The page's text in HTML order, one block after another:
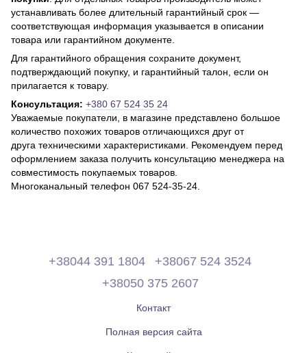
устанавливать более длительный гарантийный срок —
соответствующая информация указывается в описании
товара или гарантийном документе.
Для гарантийного обращения сохраните документ,
подтверждающий покупку, и гарантийный талон, если он
прилагается к товару.
Консультация: +380 67 524 35 24
Уважаемые покупатели, в магазине представлено большое
количество похожих товаров отличающихся друг от
друга техническими характеристиками. Рекомендуем перед
оформлением заказа получить консультацию менеджера на
совместимость покупаемых товаров.
Многоканальный телефон 067 524-35-24.
+38044 391 1804
+38067 524 3524
+38050 375 2607
Контакт
Полная версия сайта